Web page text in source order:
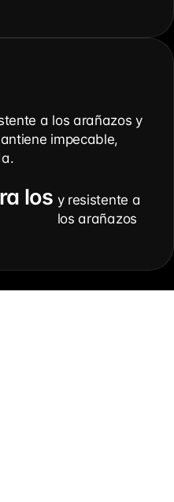
a los arañazos y
impecable,
los y resistente a
los arañazos